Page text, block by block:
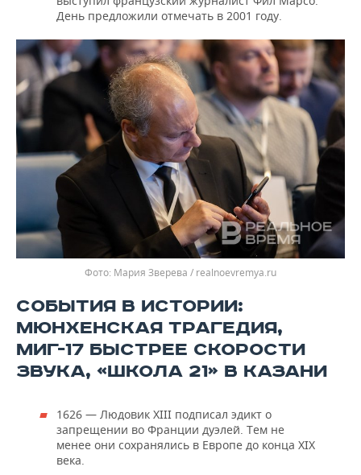
День предложили отмечать в 2001 году.
Мария Зверева / realnoevremya.ru
СОБЫТИЯ В ИСТОРИИ:
МЮНХЕНСКАЯ ТРАГЕДИЯ,
МИГ-17 БЫСТРЕЕ СКОРОСТИ
ЗВУКА, «ШКОЛА 21» В КАЗАНИ
1626 — Людовик XIII подписал эдикт о
запрещении во Франции дуэлей. Тем не
менее они сохранялись в Европе до конца XIX
века.